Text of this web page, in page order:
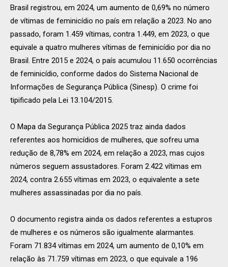
Brasil registrou, em 2024, um aumento de 0,69% no número
de vítimas de feminicídio no país em relação a 2023. No ano
passado, foram 1.459 vítimas, contra 1.449, em 2023, o que
equivale a quatro mulheres vítimas de feminicídio por dia no
Brasil. Entre 2015 e 2024, o país acumulou 11.650 ocorrências
de feminicídio, conforme dados do Sistema Nacional de
Informações de Segurança Pública (Sinesp). O crime foi
tipificado pela Lei 13.104/2015.
O Mapa da Segurança Pública 2025 traz ainda dados
referentes aos homicídios de mulheres, que sofreu uma
redução de 8,78% em 2024, em relação a 2023, mas cujos
números seguem assustadores. Foram 2.422 vítimas em
2024, contra 2.655 vítimas em 2023, o equivalente a sete
mulheres assassinadas por dia no país.
O documento registra ainda os dados referentes a estupros
de mulheres e os números são igualmente alarmantes.
Foram 71.834 vítimas em 2024, um aumento de 0,10% em
relação às 71.759 vítimas em 2023, o que equivale a 196